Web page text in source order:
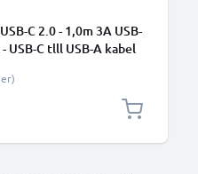
C 2.0 - 1,0m 3A USB-
USB-C tlll USB-A kabel